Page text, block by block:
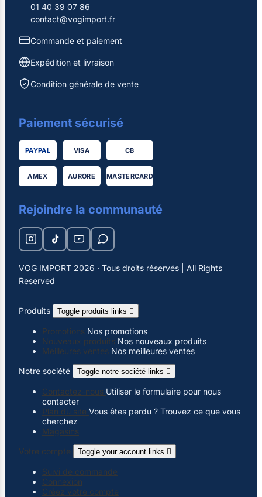
01 40 39 07 86
contact@vogimport.fr
Commande et paiement
Expédition et livraison
Condition générale de vente
Paiement sécurisé
PAYPAL VISA CB
AMEX AURORE MASTERCARD
Rejoindre la communauté
VOG IMPORT 2026 · Tous droits réservés | All Rights
Reserved
Produits Toggle produits links 
Promotions Nos promotions
Nouveaux produits Nos nouveaux produits
Meilleures ventes Nos meilleures ventes
Notre société
Toggle notre société links 
Contactez-nous Utiliser le formulaire pour nous
contacter
Plan du site Vous êtes perdu ? Trouvez ce que vous
cherchez
Magasins
Votre compte
Toggle your account links 
Suivi de commande
Connexion
Créez votre compte